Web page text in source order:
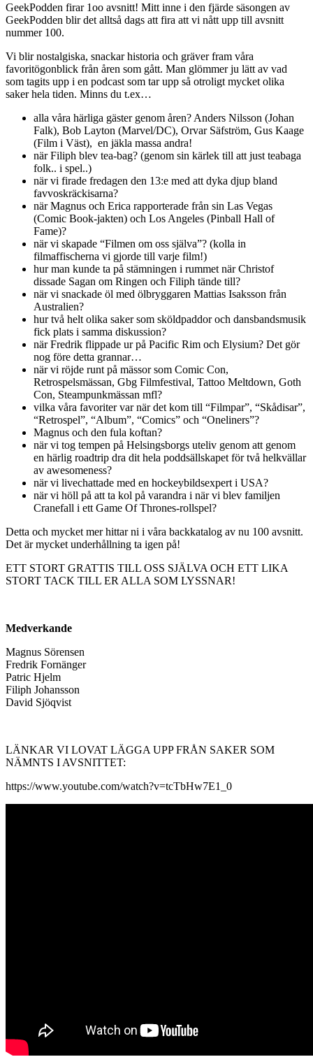
GeekPodden firar 1oo avsnitt! Mitt inne i den fjärde säsongen av
GeekPodden blir det alltså dags att fira att vi nått upp till avsnitt
nummer 100.
Vi blir nostalgiska, snackar historia och gräver fram våra
favoritögonblick från åren som gått. Man glömmer ju lätt av vad
som tagits upp i en podcast som tar upp så otroligt mycket olika
saker hela tiden. Minns du t.ex…
alla våra härliga gäster genom åren? Anders Nilsson (Johan
Falk), Bob Layton (Marvel/DC), Orvar Säfström, Gus Kaage
(Film i Väst), en jäkla massa andra!
när Filiph blev tea-bag? (genom sin kärlek till att just teabaga
folk.. i spel..)
när vi firade fredagen den 13:e med att dyka djup bland
favvoskräckisarna?
när Magnus och Erica rapporterade från sin Las Vegas
(Comic Book-jakten) och Los Angeles (Pinball Hall of
Fame)?
när vi skapade “Filmen om oss själva”? (kolla in
filmaffischerna vi gjorde till varje film!)
hur man kunde ta på stämningen i rummet när Christof
dissade Sagan om Ringen och Filiph tände till?
när vi snackade öl med ölbryggaren Mattias Isaksson från
Australien?
hur två helt olika saker som sköldpaddor och dansbandsmusik
fick plats i samma diskussion?
när Fredrik flippade ur på Pacific Rim och Elysium? Det gör
nog före detta grannar…
när vi röjde runt på mässor som Comic Con,
Retrospelsmässan, Gbg Filmfestival, Tattoo Meltdown, Goth
Con, Steampunkmässan mfl?
vilka våra favoriter var när det kom till “Filmpar”, “Skådisar”,
“Retrospel”, “Album”, “Comics” och “Oneliners”?
Magnus och den fula koftan?
när vi tog tempen på Helsingsborgs uteliv genom att genom
en härlig roadtrip dra dit hela poddsällskapet för två helkvällar
av awesomeness?
när vi livechattade med en hockeybildsexpert i USA?
när vi höll på att ta kol på varandra i när vi blev familjen
Cranefall i ett Game Of Thrones-rollspel?
Detta och mycket mer hittar ni i våra backkatalog av nu 100 avsnitt.
Det är mycket underhållning ta igen på!
ETT STORT GRATTIS TILL OSS SJÄLVA OCH ETT LIKA
STORT TACK TILL ER ALLA SOM LYSSNAR!
Medverkande
Magnus Sörensen
Fredrik Fornänger
Patric Hjelm
Filiph Johansson
David Sjöqvist
LÄNKAR VI LOVAT LÄGGA UPP FRÅN SAKER SOM
NÄMNTS I AVSNITTET:
https://www.youtube.com/watch?v=tcTbHw7E1_0